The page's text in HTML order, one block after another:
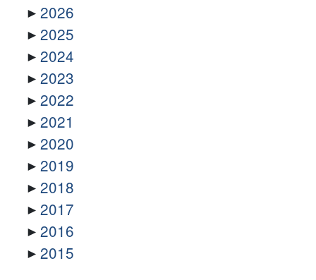
2026
2025
2024
2023
2022
2021
2020
2019
2018
2017
2016
2015